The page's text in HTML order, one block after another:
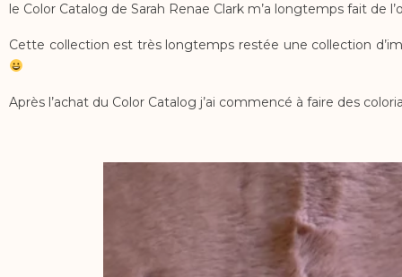
le Color Catalog de Sarah Renae Clark m’a longtemps fait de
Cette collection est très longtemps restée une collection
Après l’achat du Color Catalog j’ai commencé à faire des